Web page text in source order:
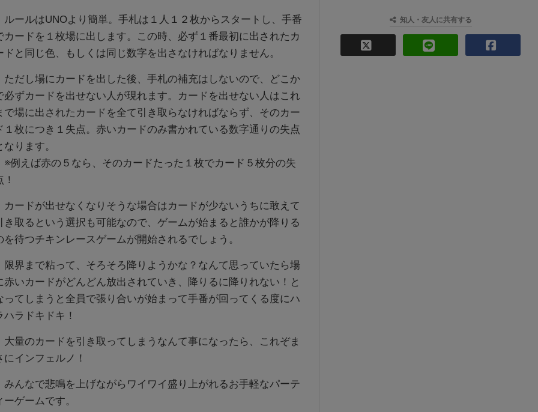
ールはUNOより簡単。手札は１人１２枚からスタートし、手番
カードを１枚場に出します。この時、必ず１番最初に出されたカ
ドと同じ色、もしくは同じ数字を出さなければなりません。
だし場にカードを出した後、手札の補充はしないので、どこか
必ずカードを出せない人が現れます。カードを出せない人はこれ
で場に出されたカードを全て引き取らなければならず、そのカー
１枚につき１失点。赤いカードのみ書かれている数字通りの失点
なります。
えば赤の５なら、そのカードたった１枚でカード５枚分の失
！
ードが出せなくなりそうな場合はカードが少ないうちに敢えて
き取るという選択も可能なので、ゲームが始まると誰かが降りる
を待つチキンレースゲームが開始されるでしょう。
界まで粘って、そろそろ降りようかな？なんて思っていたら場
赤いカードがどんどん放出されていき、降りるに降りれない！と
ってしまうと全員で張り合いが始まって手番が回ってくる度にハ
ハラドキドキ！
量のカードを引き取ってしまうなんて事になったら、これぞま
にインフェルノ！
んなで悲鳴を上げながらワイワイ盛り上がれるお手軽なパーテ
ーゲームです。
知人・友人に共有する